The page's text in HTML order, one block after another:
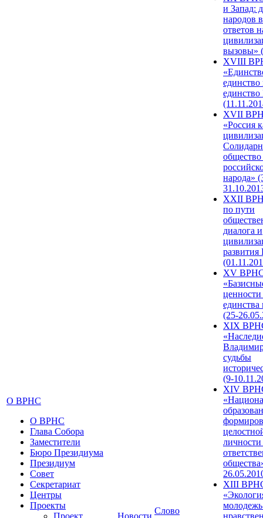
О ВРНС
О ВРНС
Глава Собора
Заместители
Бюро Президиума
Президиум
Совет
Секретариат
Центры
Проекты
Проект
Новости
Слово
и Запад:
народов
ответов
вызовы»
XVIII
единство
единство
XVII
«Россия
народа»
XXII
по пути
диалога и
развития
XV
единства
(25-
XIX
судьбы
(9-
XIV
XIII